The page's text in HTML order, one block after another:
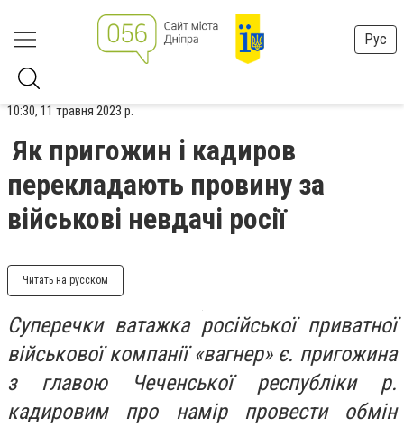
Рус
10:30, 11 травня 2023 р.
Як пригожин і кадиров
перекладають провину за
військові невдачі росії
Читать на русском
Суперечки ватажка російської приватної
військової компанії «вагнер» є. пригожина
з главою Чеченської республіки р.
кадировим про намір провести обмін